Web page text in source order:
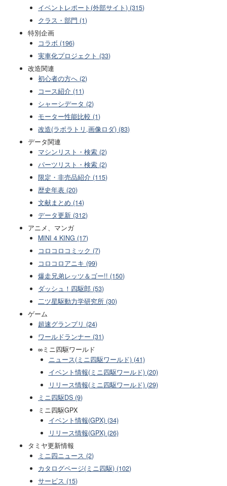
イベントレポート(外部サイト) (315)
クラス・部門 (1)
特別企画
コラボ (196)
実車化プロジェクト (33)
改造関連
初心者の方へ (2)
コース紹介 (11)
シャーシデータ (2)
モーター性能比較 (1)
改造(ラボラトリ,画像ロダ) (83)
データ関連
マシンリスト・検索 (2)
パーツリスト・検索 (2)
限定・非売品紹介 (115)
歴史年表 (20)
文献まとめ (14)
データ更新 (312)
アニメ、マンガ
MINI 4 KING (17)
コロコロコミック (7)
コロコロアニキ (99)
爆走兄弟レッツ＆ゴー!! (150)
ダッシュ！四駆郎 (53)
二ツ星駆動力学研究所 (30)
ゲーム
超速グランプリ (24)
ワールドランナー (31)
∞ミニ四駆ワールド
ニュース(ミニ四駆ワールド) (41)
イベント情報(ミニ四駆ワールド) (20)
リリース情報(ミニ四駆ワールド) (29)
ミニ四駆DS (9)
ミニ四駆GPX
イベント情報(GPX) (34)
リリース情報(GPX) (26)
タミヤ更新情報
ミニ四ニュース (2)
カタログページ(ミニ四駆) (102)
サービス (15)